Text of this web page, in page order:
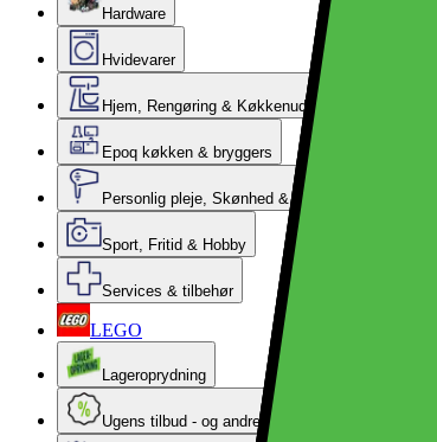
Hardware
Hvidevarer
Hjem, Rengøring & Køkkenudstyr
Epoq køkken & bryggers
Personlig pleje, Skønhed & Velvære
Sport, Fritid & Hobby
Services & tilbehør
LEGO
Lageroprydning
Ugens tilbud - og andre gode priser